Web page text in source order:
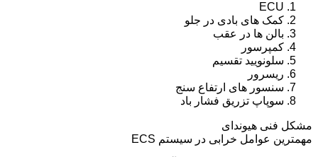
ECU
کمک های بادی در جلو
بالن ها در عقب
کمپرسور
سلونویید تقسیم
ریسرور
سنسور های ارتفاع سنج
سوپاپ تزریق فشار باد
مشکل فنی هیوندای
مهمترین عوامل خرابی در سیستم ECS